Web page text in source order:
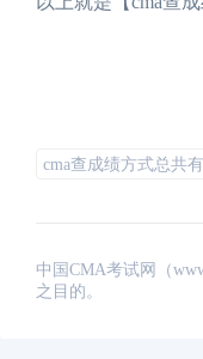
cma查成绩方式总共
中国CMA考试网（
之目的。